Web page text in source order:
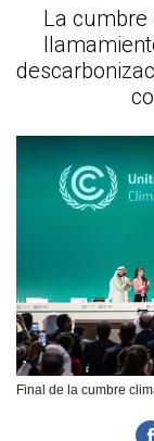
La cumbre
Final de la cumbre